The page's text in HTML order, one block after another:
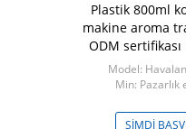
Plastik 800ml
makine aroma
ODM sertifikası
Model:
Min: Pazarlık
ŞIMDI